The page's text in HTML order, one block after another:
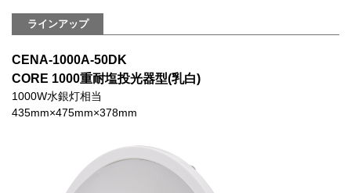
ラインアップ
CENA-1000A-50DK
CORE 1000重耐塩投光器型(乳白)
1000W水銀灯相当
435mm×475mm×378mm